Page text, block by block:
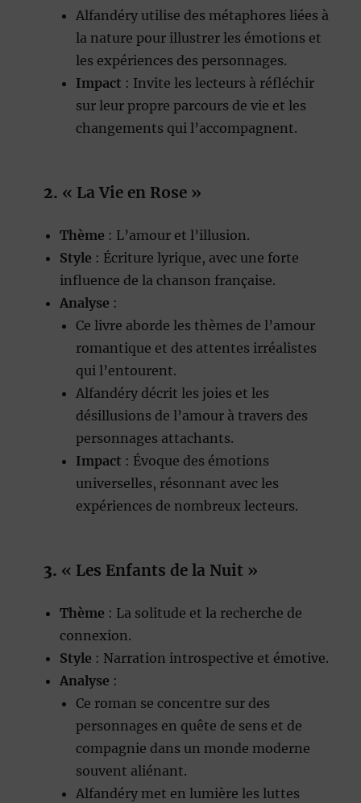
Alfandéry utilise des métaphores liées à
la nature pour illustrer les émotions et
les expériences des personnages.
Impact : Invite les lecteurs à réfléchir
sur leur propre parcours de vie et les
changements qui l’accompagnent.
2. « La Vie en Rose »
Thème : L’amour et l’illusion.
Style : Écriture lyrique, avec une forte
influence de la chanson française.
Analyse :
Ce livre aborde les thèmes de l’amour
romantique et des attentes irréalistes
qui l’entourent.
Alfandéry décrit les joies et les
désillusions de l’amour à travers des
personnages attachants.
Impact : Évoque des émotions
universelles, résonnant avec les
expériences de nombreux lecteurs.
3. « Les Enfants de la Nuit »
Thème : La solitude et la recherche de
connexion.
Style : Narration introspective et émotive.
Analyse :
Ce roman se concentre sur des
personnages en quête de sens et de
compagnie dans un monde moderne
souvent aliénant.
Alfandéry met en lumière les luttes